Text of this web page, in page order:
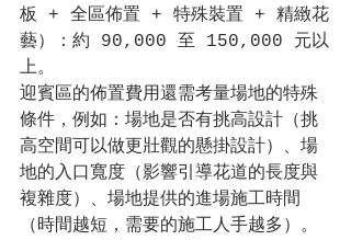
板 + 全區佈置 + 特殊裝置 + 精緻花
藝）：約 90,000 至 150,000 元以
上。
迎賓區的佈置費用還需考量場地的特殊
條件，例如：場地是否有挑高設計（挑
高空間可以做更壯觀的懸掛設計）、場
地的入口寬度（影響引導花道的長度與
複雜度）、場地提供的進場施工時間
（時間越短，需要的施工人手越多）。